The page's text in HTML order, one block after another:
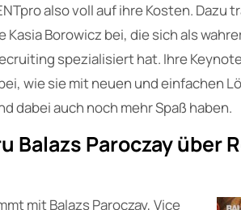
also voll auf ihre Kosten. Dazu
Kasia Borowicz bei, die sich als
spezialisiert hat. Ihre
wie sie mit neuen und einfachen
dabei auch noch mehr Spaß haben.
Balazs Paroczay über
mit Balazs Paroczay, Vice